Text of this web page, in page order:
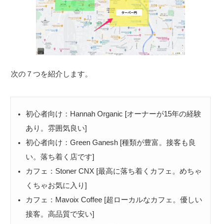
次の７つを紹介します。
初心者向け：Hannah Organic [オーナーが15年の経験
あり。雰囲気良い]
初心者向け：Green Ganesh [種類が豊富。接客も良
い。落ち着く店です]
カフェ：Stoner CNX [最高に落ち着くカフェ。めちゃ
くちゃお気に入り]
カフェ：Mavoix Coffee [超ローカルなカフェ。優しい
接客。高品質で安い]